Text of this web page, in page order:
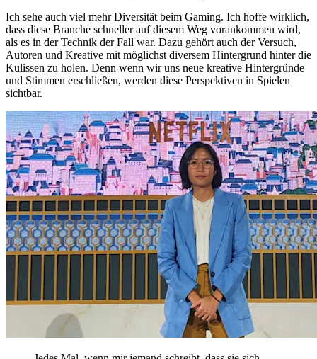
Ich sehe auch viel mehr Diversität beim Gaming. Ich hoffe wirklich,
dass diese Branche schneller auf diesem Weg vorankommen wird,
als es in der Technik der Fall war. Dazu gehört auch der Versuch,
Autoren und Kreative mit möglichst diversem Hintergrund hinter die
Kulissen zu holen. Denn wenn wir uns neue kreative Hintergründe
und Stimmen erschließen, werden diese Perspektiven in Spielen
sichtbar.